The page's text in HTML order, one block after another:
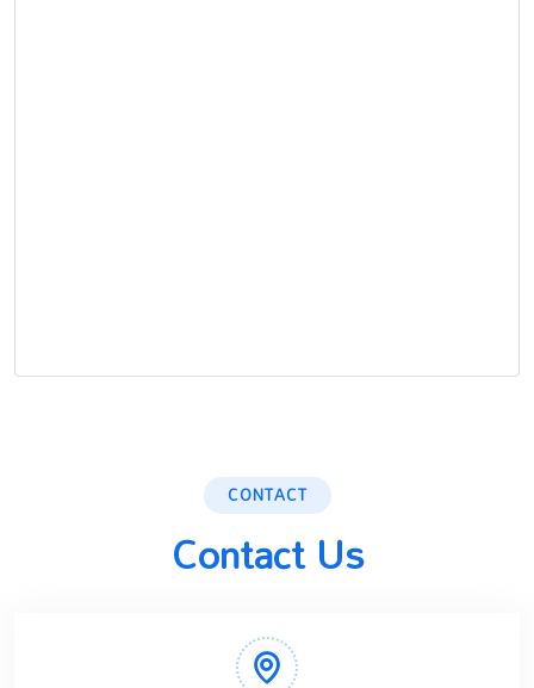
CONTACT
Contact Us